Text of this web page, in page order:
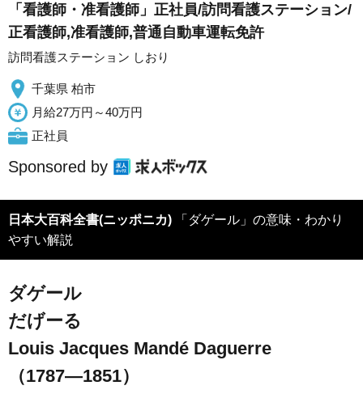
「看護師・准看護師」正社員/訪問看護ステーション/
正看護師,准看護師,普通自動車運転免許
訪問看護ステーション しおり
千葉県 柏市
月給27万円～40万円
正社員
Sponsored by
日本大百科全書(ニッポニカ) 「ダゲール」の意味・わかり
やすい解説
ダゲール
だげーる
Louis Jacques Mandé Daguerre
（1787―1851）